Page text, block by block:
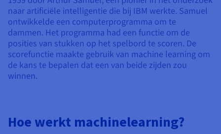
Tarieven
Beschikbaarheid per regio
Documentatie
Roadmap & Changelog
Monitoring
Roadmap & Changelog
Documentatie
Roadmap & Changelog
Documentatie
Roadmap & Changelog
Documentatie
Roadmap & Changelog
naar artificiële intelligentie die bij IBM werkte. Samuel
ontwikkelde een computerprogramma om te
dammen. Het programma had een functie om de
posities van stukken op het spelbord te scoren. De
scorefunctie maakte gebruik van machine learning om
de kans te bepalen dat een van beide zijden zou
winnen.
Hoe werkt machinelearning?